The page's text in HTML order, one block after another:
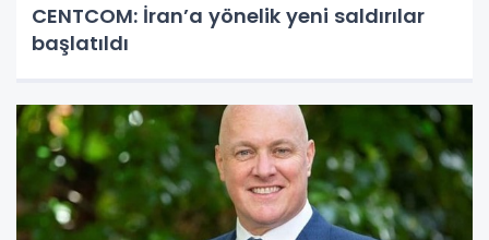
CENTCOM: İran’a yönelik yeni saldırılar
başlatıldı